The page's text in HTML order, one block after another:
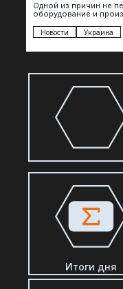
Одной из причин не
оборудование и
Новости Украина
Итоги дня